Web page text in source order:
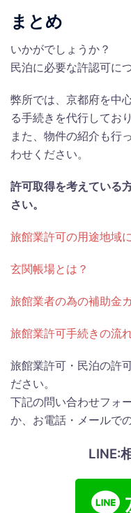
まとめ
いかがでしょうか？
民泊に必要な許認可に
弊所では、京都府を中
る手続きを代行しており
また、物件の紹介も行
わせください。
許可取得を考えている
さい。
旅館業許可の用途地域
玄関帳場とは？
旅館業者の為の補助金
旅館業許可手続きの流
旅館業許可・民泊の許
ださい。
下記の問い合わせフォ
か、お電話・メールで
LINE: